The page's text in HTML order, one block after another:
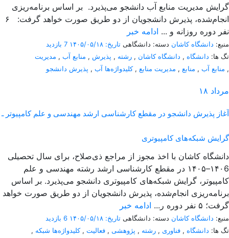
گرایش مدیریت منابع آب دانشجو می‌پذیرد. بر اساس برنامه‌ریزی
انجام‌شده، پذیرش دانشجویان از دو طریق صورت خواهد گرفت: ۶
نفر دوره روزانه و ... ادامه خبر
منبع: دانشگاه کاشان دسته: دانشگاهی تاریخ: ۱۴۰۵/۰۵/۱۸
7 بازدید
تگ ها: دانشگاه , دانشگاه کاشان , رشته , پذیرش , منابع آب , مدیریت
منابع آب , منابع , مدیریت منابع ,کلیدواژه‌ها آب , پذیرش دانشجو ,
۱۸ مرداد
آغاز پذیرش دانشجو در مقطع کارشناسی ارشد مهندسی و علم کامپیوتر ـ
گرایش شبکه‌های کامپیوتری
دانشگاه کاشان با اخذ مجوز از مراجع ذی‌صلاح، برای سال تحصیلی
۱۴۰6–۱۴۰۵ در مقطع کارشناسی ارشد رشته مهندسی و علم
کامپیوتر، گرایش شبکه‌های کامپیوتری دانشجو می‌پذیرد. بر اساس
برنامه‌ریزی انجام‌شده، پذیرش دانشجویان از دو طریق صورت خواهد
گرفت؛ ۵ نفر دوره ر...
ادامه خبر
منبع: دانشگاه کاشان دسته: دانشگاهی تاریخ: ۱۴۰۵/۰۵/۱۸
6 بازدید
تگ ها: دانشگاه , فناوری , رشته , پژوهشی , فعالیت ,کلیدواژه‌ها شبکه ,